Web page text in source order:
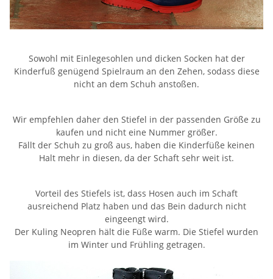
Sowohl mit Einlegesohlen und dicken Socken hat der
Kinderfuß genügend Spielraum an den Zehen, sodass diese
nicht an dem Schuh anstoßen.
Wir empfehlen daher den Stiefel in der passenden Größe zu
kaufen und nicht eine Nummer größer.
Fällt der Schuh zu groß aus, haben die Kinderfüße keinen
Halt mehr in diesen, da der Schaft sehr weit ist.
Vorteil des Stiefels ist, dass Hosen auch im Schaft
ausreichend Platz haben und das Bein dadurch nicht
eingeengt wird.
Der Kuling Neopren hält die Füße warm. Die Stiefel wurden
im Winter und Frühling getragen.